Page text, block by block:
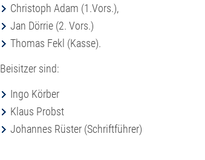
Christoph Adam (1.Vors.),
Jan Dörrie (2. Vors.)
Thomas Fekl (Kasse).
Beisitzer sind:
Ingo Körber
Klaus Probst
Johannes Rüster (Schriftführer)